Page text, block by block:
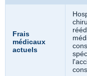
Frais
médicaux
actuels